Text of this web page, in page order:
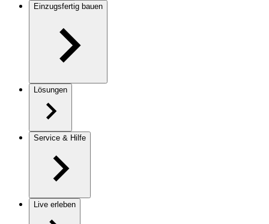
Einzugsfertig bauen
Lösungen
Service & Hilfe
Live erleben